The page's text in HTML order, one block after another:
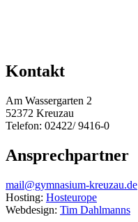
Kontakt
Am Wassergarten 2
52372 Kreuzau
Telefon: 02422/ 9416-0
Ansprechpartner
mail@gymnasium-kreuzau.de
Hosting: Hosteurope
Webdesign: Tim Dahlmanns